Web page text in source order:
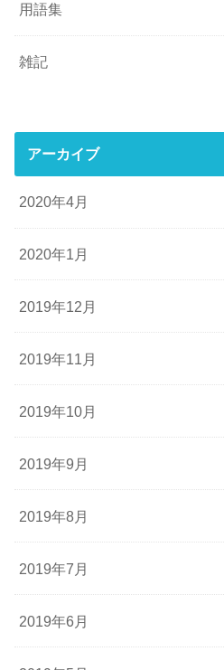
用語集
雑記
アーカイブ
2020年4月
2020年1月
2019年12月
2019年11月
2019年10月
2019年9月
2019年8月
2019年7月
2019年6月